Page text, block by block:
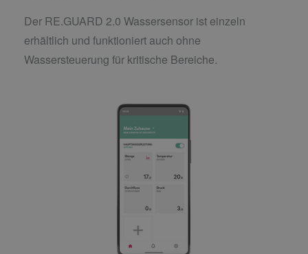
Der RE.GUARD 2.0 Wassersensor ist einzeln
erhältlich und funktioniert auch ohne
Wassersteuerung für kritische Bereiche.